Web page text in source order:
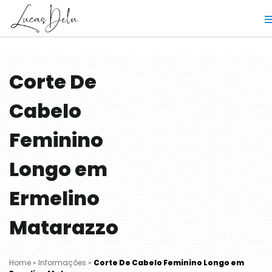
Corte De
Cabelo
Feminino
Longo em
Ermelino
Matarazzo
Home» Informações » Corte De Cabelo Feminino Longo em